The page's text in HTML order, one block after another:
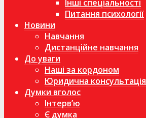
Інші спеціальності
Питання психології
Новини
Навчання
Дистанційне навчання
До уваги
Наші за кордоном
Юридична консультація
Думки вголос
Інтерв’ю
Є думка